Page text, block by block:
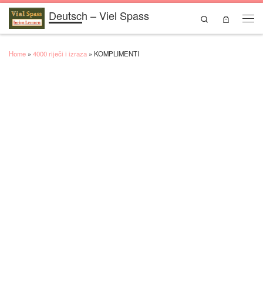
Skip to contentDeutsch – Viel Spass
Search
Home » 4000 riječi i izraza » KOMPLIMENTI